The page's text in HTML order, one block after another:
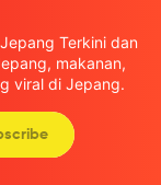
Terkini dan
makanan,
viral di Jepang.